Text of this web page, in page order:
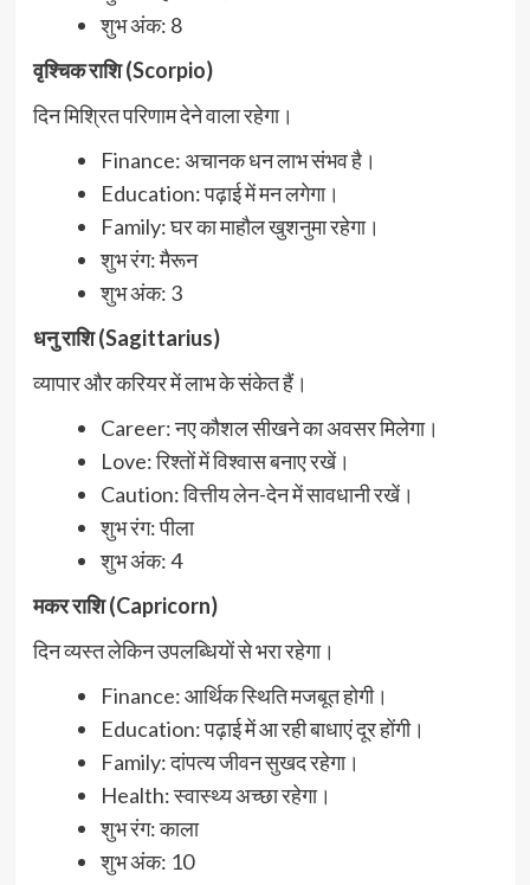
शुभ अंक: 8
वृश्चिक राशि (Scorpio)
दिन मिश्रित परिणाम देने वाला रहेगा।
Finance: अचानक धन लाभ संभव है।
Education: पढ़ाई में मन लगेगा।
Family: घर का माहौल खुशनुमा रहेगा।
शुभ रंग: मैरून
शुभ अंक: 3
धनु राशि (Sagittarius)
व्यापार और करियर में लाभ के संकेत हैं।
Career: नए कौशल सीखने का अवसर मिलेगा।
Love: रिश्तों में विश्वास बनाए रखें।
Caution: वित्तीय लेन-देन में सावधानी रखें।
शुभ रंग: पीला
शुभ अंक: 4
मकर राशि (Capricorn)
दिन व्यस्त लेकिन उपलब्धियों से भरा रहेगा।
Finance: आर्थिक स्थिति मजबूत होगी।
Education: पढ़ाई में आ रही बाधाएं दूर होंगी।
Family: दांपत्य जीवन सुखद रहेगा।
Health: स्वास्थ्य अच्छा रहेगा।
शुभ रंग: काला
शुभ अंक: 10